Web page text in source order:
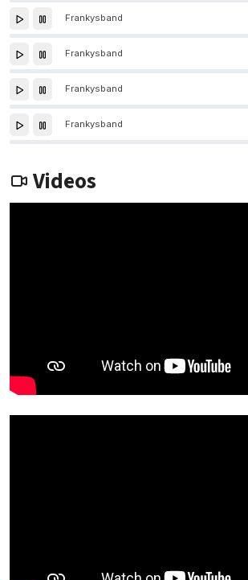
Frankysband
Frankysband
Frankysband
Frankysband
Videos